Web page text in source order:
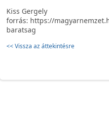
Kiss Gergely
forrás: https://
baratsag
<< Vissza az áttekintésre